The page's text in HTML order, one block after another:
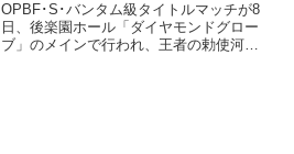
OPBF･S･バンタム級タイトルマッチが8
日、後楽園ホール「ダイヤモンドグロー
ブ」のメインで行われ、王者の勅使河原